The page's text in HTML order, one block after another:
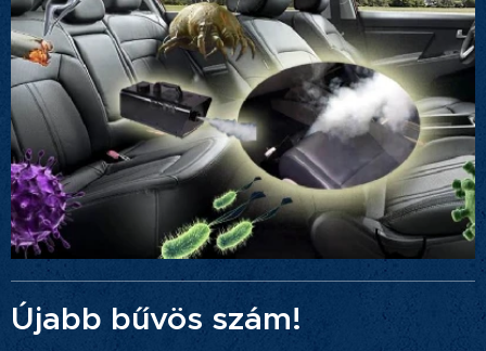
Újabb bűvös szám!